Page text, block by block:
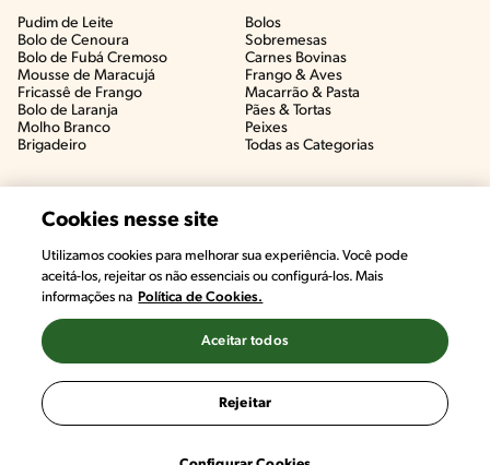
Pudim de Leite
Bolo de Cenoura
Bolo de Fubá Cremoso
Mousse de Maracujá
Fricassê de Frango
Bolo de Laranja
Molho Branco
Brigadeiro
Bolos
Sobremesas
Carnes Bovinas​
Frango & Aves​
Macarrão & Pasta​
Pães & Tortas​
Peixes
Todas as Categorias
Cookies nesse site
Utilizamos cookies para melhorar sua experiência. Você pode
aceitá-los, rejeitar os não essenciais ou configurá-los. Mais
informações na Política de Cookies.
Rejeitar
Aceitar todos